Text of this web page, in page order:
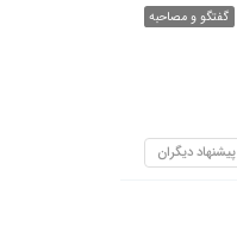
گفتگو و مصاحبه
پیشنهاد دیگران